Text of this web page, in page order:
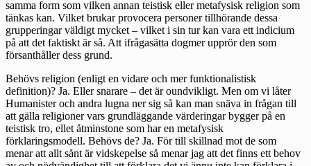
samma form som vilken annan teistisk eller metafysisk religion som
tänkas kan. Vilket brukar provocera personer tillhörande dessa
grupperingar väldigt mycket – vilket i sin tur kan vara ett indicium
på att det faktiskt är så. Att ifrågasätta dogmer upprör den som
försanthåller dess grund.
Behövs religion (enligt en vidare och mer funktionalistisk
definition)? Ja. Eller snarare – det är oundvikligt. Men om vi låter
Humanister och andra lugna ner sig så kan man snäva in frågan till
att gälla religioner vars grundläggande värderingar bygger på en
teistisk tro, ellet åtminstone som har en metafysisk
förklaringsmodell. Behövs de? Ja. För till skillnad mot de som
menar att allt sånt är vidskepelse så menar jag att det finns ett behov